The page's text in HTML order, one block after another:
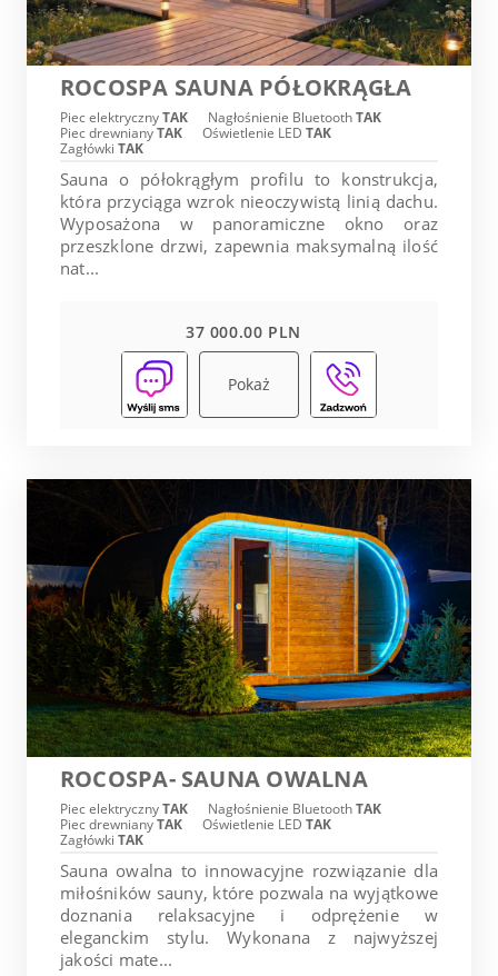
ROCOSPA SAUNA PÓŁOKRĄGŁA
Piec elektrycznyTAK Nagłośnienie BluetoothTAK
Piec drewnianyTAK Oświetlenie LED TAK
Zagłówki TAK
Sauna o półokrągłym profilu to konstrukcja,
która przyciąga wzrok nieoczywistą linią dachu.
Wyposażona w panoramiczne okno oraz
przeszklone drzwi, zapewnia maksymalną ilość
nat...
37 000.00 PLN
Pokaż
ROCOSPA- SAUNA OWALNA
Piec elektrycznyTAK Nagłośnienie BluetoothTAK
Piec drewnianyTAK Oświetlenie LED TAK
Zagłówki TAK
Sauna owalna to innowacyjne rozwiązanie dla
miłośników sauny, które pozwala na wyjątkowe
doznania relaksacyjne i odprężenie w
eleganckim stylu. Wykonana z najwyższej
jakości mate...